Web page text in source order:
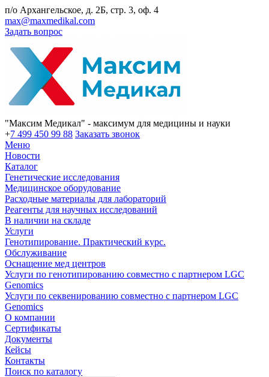
п/о Архангельское, д. 2Б, стр. 3, оф. 4
max@maxmedikal.com
Задать вопрос
"Максим Медикал" - максимум для медицины и науки
+7 499 450 99 88 Заказать звонок
Меню
Новости
Каталог
Генетические исследования
Медицинское оборудование
Расходные материалы для лабораторий
Реагенты для научных исследований
В наличии на складе
Услуги
Генотипирование. Практический курс.
Обслуживание
Оснащение мед центров
Услуги по генотипированию совместно с партнером LGC
Genomics
Услуги по секвенированию совместно с партнером LGC
Genomics
О компании
Сертификаты
Документы
Кейсы
Контакты
Поиск по каталогу